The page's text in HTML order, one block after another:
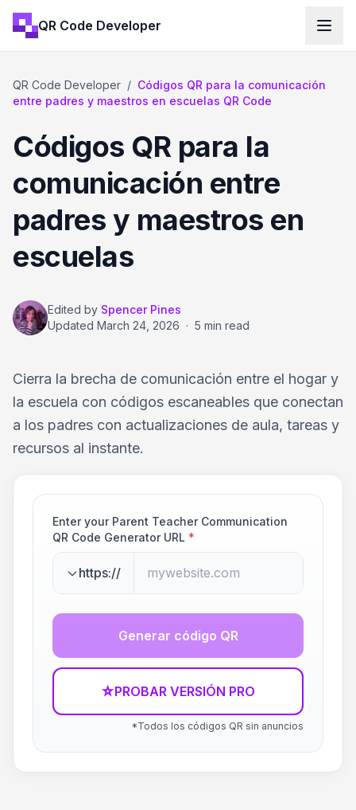
QR Code Developer
QR Code Developer / Códigos QR para la comunicación
entre padres y maestros en escuelas QR Code
Códigos QR para la
comunicación entre
padres y maestros en
escuelas
Edited by Spencer Pines
Updated March 24, 2026 · 5 min read
Cierra la brecha de comunicación entre el hogar y
la escuela con códigos escaneables que conectan
a los padres con actualizaciones de aula, tareas y
recursos al instante.
Enter your Parent Teacher Communication
QR Code Generator URL *
https://
Generar código QR
☆PROBAR VERSIÓN PRO
*Todos los códigos QR sin anuncios